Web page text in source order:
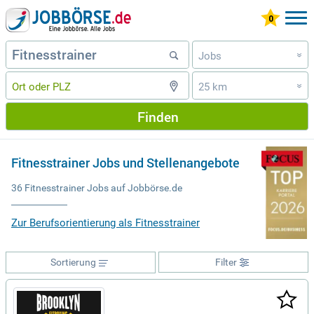
Jobs »
25 km »
Finden
Fitnesstrainer Jobs und Stellenangebote
36 Fitnesstrainer Jobs auf Jobbörse.de
Zur Berufsorientierung als Fitnesstrainer
Filter
Sortierung